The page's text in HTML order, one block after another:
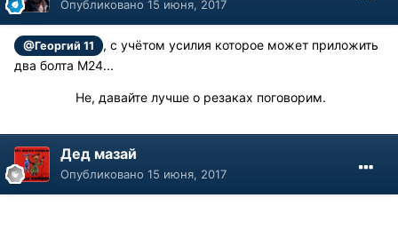
Опубликовано 15 июня, 2017
@Георгий 11
, с учётом усилия которое может приложить
два болта М24...
Не, давайте лучше о резаках поговорим.
Дед мазай
Опубликовано 15 июня, 2017